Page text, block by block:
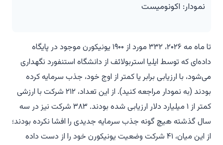
نمودار: اکونومیست
تا ماه مه ۲۰۲۶، ۳۳۲ مورد از ۱۹۰۰ یونیکورن موجود در پایگاه
داده‌ای که توسط ایلیا استربولائف از دانشگاه استنفورد نگهداری
می‌شود، با ارزیابی برابر یا کمتر از اوج خود، جذب سرمایه کرده
بودند (به نمودار مراجعه کنید). از این تعداد، ۲۱۲ شرکت با ارزشی
کمتر از ۱ میلیارد دلار ارزیابی شده بودند. ۳۸۳ شرکت نیز در سه
سال گذشته هیچ گونه جذب سرمایه جدیدی را افشا نکرده بودند؛
از این میان، ۴۱ شرکت وضعیت یونیکورن خود را از دست داده